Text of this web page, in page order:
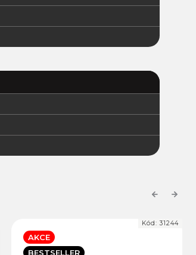
Previous
AKCE
BESTSELLER
Kód:31244
Next